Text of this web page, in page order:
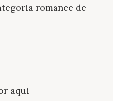
romance de
aqui